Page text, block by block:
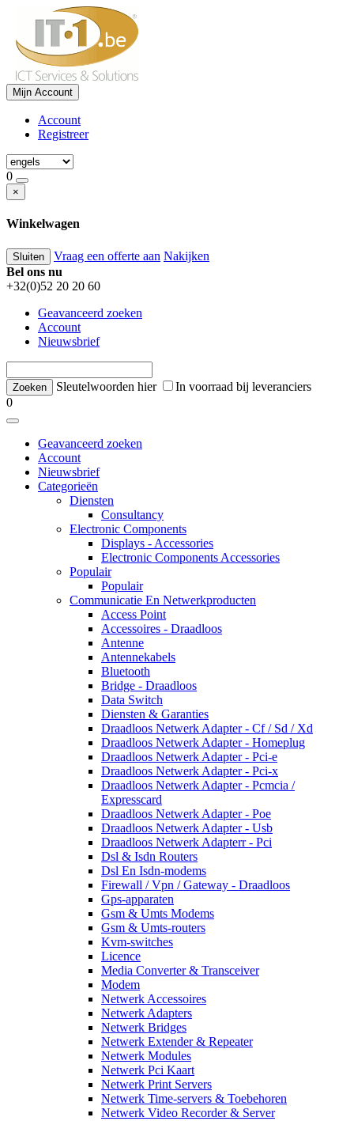
Mijn Account
Account
Registreer
0
×
Winkelwagen
Sluiten Vraag een offerte aan Nakijken
Bel ons nu
+32(0)52 20 20 60
Geavanceerd zoeken
Account
Nieuwsbrief
Sleutelwoorden hier
In voorraad bij leveranciers
0
Geavanceerd zoeken
Account
Nieuwsbrief
Categorieën
Diensten
Consultancy
Electronic Components
Displays - Accessories
Electronic Components Accessories
Populair
Populair
Communicatie En Netwerkproducten
Access Point
Accessoires - Draadloos
Antenne
Antennekabels
Bluetooth
Bridge - Draadloos
Data Switch
Diensten & Garanties
Draadloos Netwerk Adapter - Cf / Sd / Xd
Draadloos Netwerk Adapter - Homeplug
Draadloos Netwerk Adapter - Pci-e
Draadloos Netwerk Adapter - Pci-x
Draadloos Netwerk Adapter - Pcmcia /
Expresscard
Draadloos Netwerk Adapter - Poe
Draadloos Netwerk Adapter - Usb
Draadloos Netwerk Adapterr - Pci
Dsl & Isdn Routers
Dsl En Isdn-modems
Firewall / Vpn / Gateway - Draadloos
Gps-apparaten
Gsm & Umts Modems
Gsm & Umts-routers
Kvm-switches
Licence
Media Converter & Transceiver
Modem
Netwerk Accessoires
Netwerk Adapters
Netwerk Bridges
Netwerk Extender & Repeater
Netwerk Modules
Netwerk Pci Kaart
Netwerk Print Servers
Netwerk Time-servers & Toebehoren
Netwerk Video Recorder & Server